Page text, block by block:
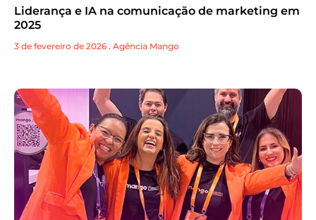
Liderança e IA na comunicação de marketing em
2025
3 de fevereiro de 2026 . Agência Mango